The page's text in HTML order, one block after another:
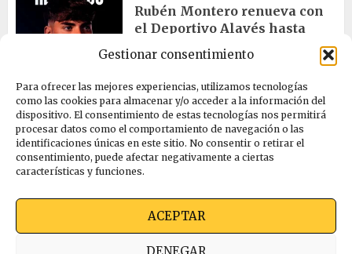
Gestionar consentimiento
Para ofrecer las mejores experiencias, utilizamos tecnologías
como las cookies para almacenar y/o acceder a la información del
dispositivo. El consentimiento de estas tecnologías nos permitirá
procesar datos como el comportamiento de navegación o las
identificaciones únicas en este sitio. No consentir o retirar el
consentimiento, puede afectar negativamente a ciertas
características y funciones.
ACEPTAR
DENEGAR
Rubén Montero renueva con
el Deportivo Alavés hasta
cultura
Melgosa, Barredo y Hurtado
asisten a la Bajada de Celedón
Ekimen Press